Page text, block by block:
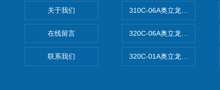
关于我们
在线留言
联系我们
310C-06A奥立龙实验室台式
320C-06A奥立龙实验室便携
320C-01A奥立龙实验室便携